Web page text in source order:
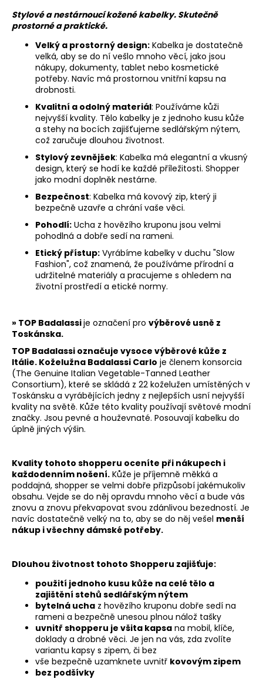
Stylové a nestárnoucí kožené kabelky. Skutečně
prostorné a praktické.
Velký a prostorný design: Kabelka je dostatečně
velká, aby se do ní vešlo mnoho věcí, jako jsou
nákupy, dokumenty, tablet nebo kosmetické
potřeby. Navíc má prostornou vnitřní kapsu na
drobnosti.
Kvalitní a odolný materiál: Používáme kůži
nejvyšší kvality. Tělo kabelky je z jednoho kusu kůže
a stehy na bocích zajišťujeme sedlářským nýtem,
což zaručuje dlouhou životnost.
Stylový zevnějšek: Kabelka má elegantní a vkusný
design, který se hodí ke každé příležitosti. Shopper
jako modní doplněk nestárne.
Bezpečnost: Kabelka má kovový zip, který ji
bezpečně uzavře a chrání vaše věci.
Pohodlí: Ucha z hovězího kruponu jsou velmi
pohodlná a dobře sedí na rameni.
Etický přístup: Vyrábíme kabelky v duchu "Slow
Fashion", což znamená, že používáme přírodní a
udržitelné materiály a pracujeme s ohledem na
životní prostředí a etické normy.
» TOP Badalassije označení pro výběrové usně z
Toskánska.
TOP Badalassi označuje vysoce výběrové kůže z
Itálie. Koželužna Badalassi Carlo je členem konsorcia
(The Genuine Italian Vegetable-Tanned Leather
Consortium), které se skládá z 22 koželužen umístěných v
Toskánsku a vyrábějících jedny z nejlepších usní nejvyšší
kvality na světě. Kůže této kvality používají světové modní
značky. Jsou pevné a houževnaté. Posouvají kabelku do
úplně jiných výšin.
Kvality tohoto shopperu oceníte při nákupech i
každodenním nošení. Kůže je příjemně měkká a
poddajná, shopper se velmi dobře přizpůsobí jakémukoliv
obsahu. Vejde se do něj opravdu mnoho věcí a bude vás
znovu a znovu překvapovat svou zdánlivou bezedností. Je
navíc dostatečně velký na to, aby se do něj vešel menší
nákup i všechny dámské potřeby.
Dlouhou životnost tohoto Shopperu zajišťuje:
použití jednoho kusu kůže na celé tělo a
zajištění stehů sedlářským nýtem
bytelná ucha z hovězího kruponu dobře sedí na
rameni a bezpečně unesou plnou nálož tašky
uvnitř shopperu je všita kapsa na mobil, klíče,
doklady a drobné věci. Je jen na vás, zda zvolíte
variantu kapsy s zipem, či bez
vše bezpečně uzamknete uvnitř kovovým zipem
bez podšívky